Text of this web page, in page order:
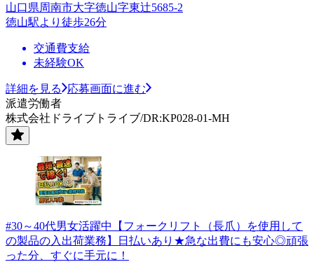
山口県周南市大字徳山字東辻5685-2
徳山駅より徒歩26分
交通費支給
未経験OK
詳細を見る
応募画面に進む
派遣労働者
株式会社ドライブトライブ/DR:KP028-01-MH
#30～40代男女活躍中【フォークリフト（長爪）を使用して
の製品の入出荷業務】日払いあり★急な出費にも安心◎頑張
った分、すぐに手元に！